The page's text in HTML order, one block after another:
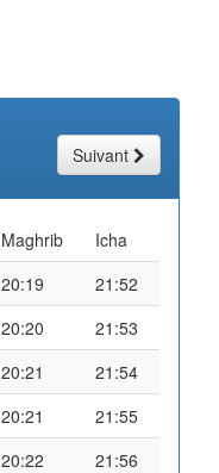
Suivant
Maghrib
Icha
20:19
21:52
20:20
21:53
20:21
21:54
20:21
21:55
20:22
21:56